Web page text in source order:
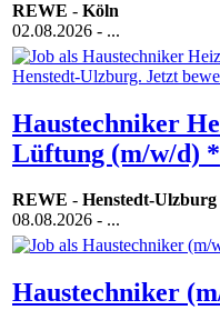
REWE - Köln
02.08.2026 - ...
Haustechniker
Lüftung (m/w/d) *
REWE - Henstedt-Ulzburg
08.08.2026 - ...
Haustechniker